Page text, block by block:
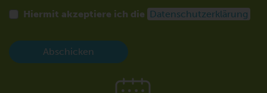
Hiermit akzeptiere ich die Datenschutzerklärung
Abschicken